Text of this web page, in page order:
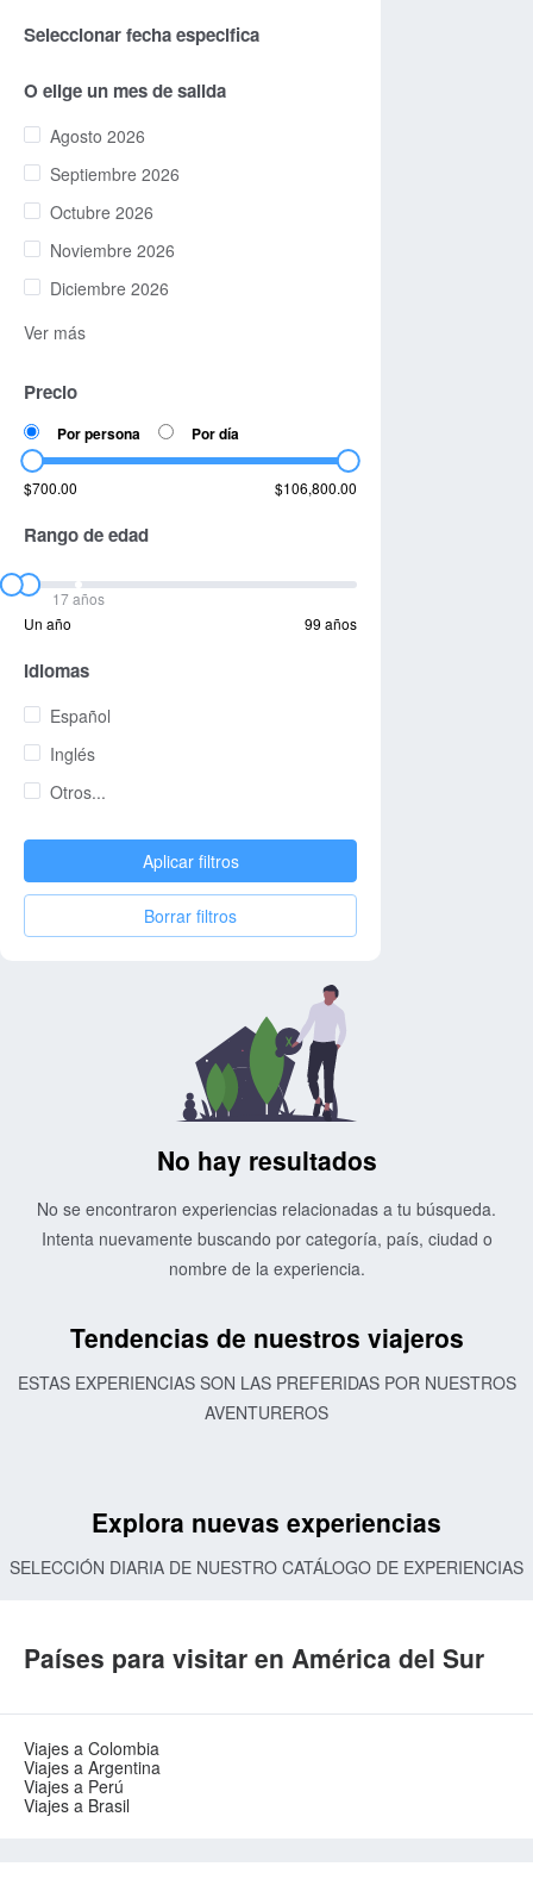
Seleccionar fecha especifica
O elige un mes de salida
Agosto 2026
Septiembre 2026
Octubre 2026
Noviembre 2026
Diciembre 2026
Ver más
Precio
Por persona Por día
$700.00 $106,800.00
Rango de edad
17 años
Un año
99 años
Idiomas
Español
Inglés
Otros...
Aplicar filtros
Borrar filtros
No hay resultados
No se encontraron experiencias relacionadas a tu búsqueda.
Intenta nuevamente buscando por categoría, país, ciudad o
nombre de la experiencia.
Tendencias de nuestros viajeros
ESTAS EXPERIENCIAS SON LAS PREFERIDAS POR NUESTROS
AVENTUREROS
Explora nuevas experiencias
SELECCIÓN DIARIA DE NUESTRO CATÁLOGO DE EXPERIENCIAS
Países para visitar en América del Sur
Viajes a Colombia
Viajes a Argentina
Viajes a Perú
Viajes a Brasil